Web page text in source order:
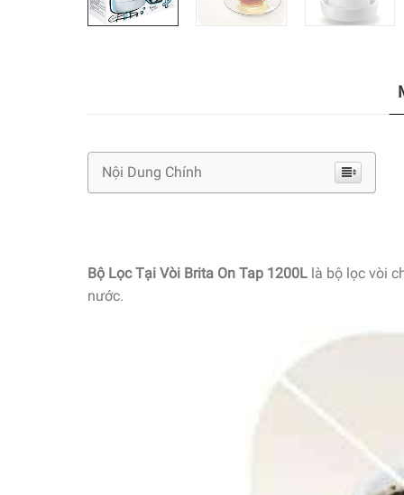
Nội Dung Chính
Bộ Lọc Tại Vòi Brita On Tap 1200L là bộ lọc vòi
nước.